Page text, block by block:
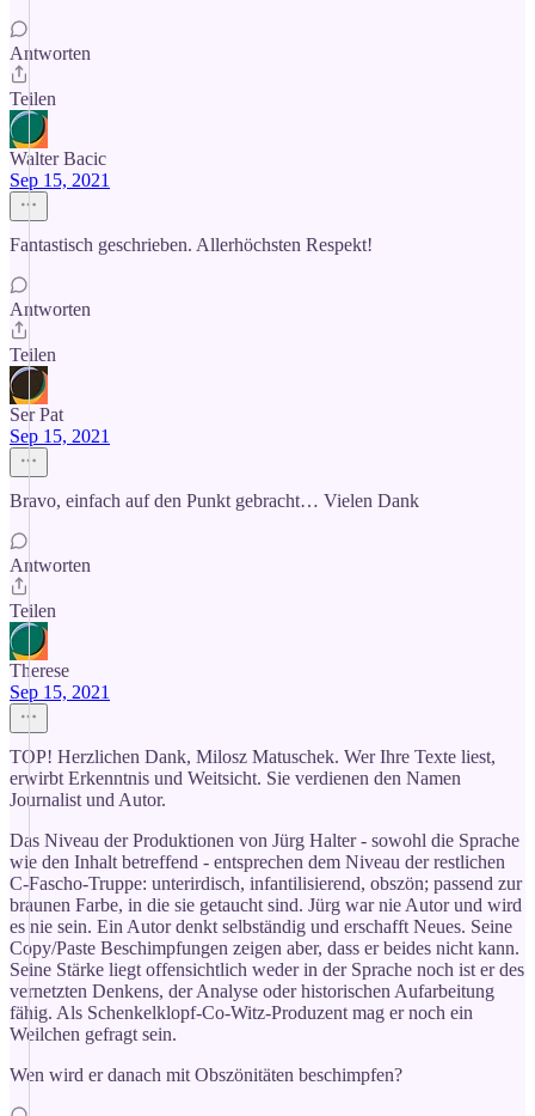
Antworten
Teilen
Walter Bacic
Sep 15, 2021
Fantastisch geschrieben. Allerhöchsten Respekt!
Antworten
Teilen
Ser Pat
Sep 15, 2021
Bravo, einfach auf den Punkt gebracht… Vielen Dank
Antworten
Teilen
Therese
Sep 15, 2021
TOP! Herzlichen Dank, Milosz Matuschek. Wer Ihre Texte liest,
erwirbt Erkenntnis und Weitsicht. Sie verdienen den Namen
Journalist und Autor.
Das Niveau der Produktionen von Jürg Halter - sowohl die Sprache
wie den Inhalt betreffend - entsprechen dem Niveau der restlichen
C-Fascho-Truppe: unterirdisch, infantilisierend, obszön; passend zur
braunen Farbe, in die sie getaucht sind. Jürg war nie Autor und wird
es nie sein. Ein Autor denkt selbständig und erschafft Neues. Seine
Copy/Paste Beschimpfungen zeigen aber, dass er beides nicht kann.
Seine Stärke liegt offensichtlich weder in der Sprache noch ist er des
vernetzten Denkens, der Analyse oder historischen Aufarbeitung
fähig. Als Schenkelklopf-Co-Witz-Produzent mag er noch ein
Weilchen gefragt sein.
Wen wird er danach mit Obszönitäten beschimpfen?